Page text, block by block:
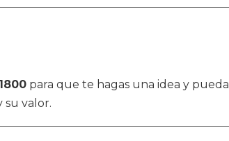
para que te hagas una idea y
su valor.